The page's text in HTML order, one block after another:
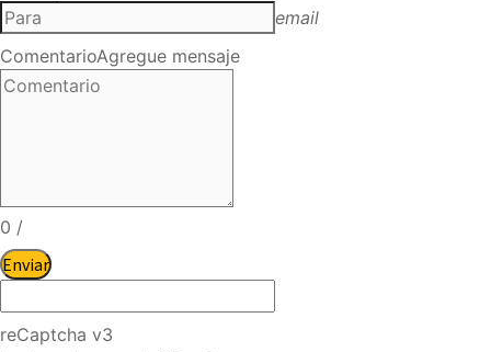
email
ComentarioAgregue mensaje
0 /
Enviar
reCaptcha v3